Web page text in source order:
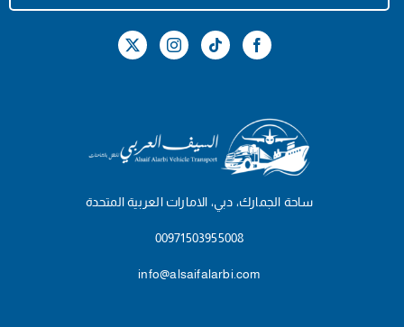
ساحة الجمارك، دبي، الامارات العربية المتحدة
00971503955008
info@alsaifalarbi.com